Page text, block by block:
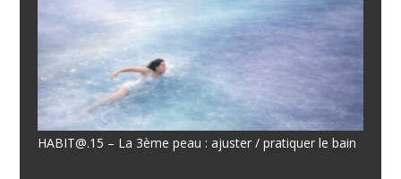
HABIT@.15 – La 3ème peau : ajuster / pratiquer le bain